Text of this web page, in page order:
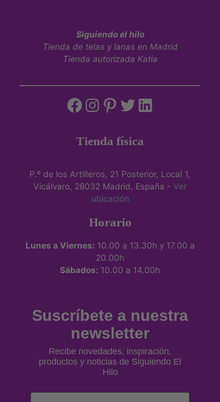
Siguiendo el hilo
Tienda de telas y lanas en Madrid
Tienda autorizada Katia
Tienda física
P.º de los Artilleros, 21 Posterior, Local 1,
Vicálvaro, 28032 Madrid, España - Ver
ubicación
Horario
Lunes a Viernes: 10.00 a 13.30h y 17.00 a
20.00h
Sábados: 10.00 a 14.00h
Suscríbete a nuestra
newsletter
Recibe novedades, inspiración,
productos y noticias de Siguiendo El
Hilo
Email